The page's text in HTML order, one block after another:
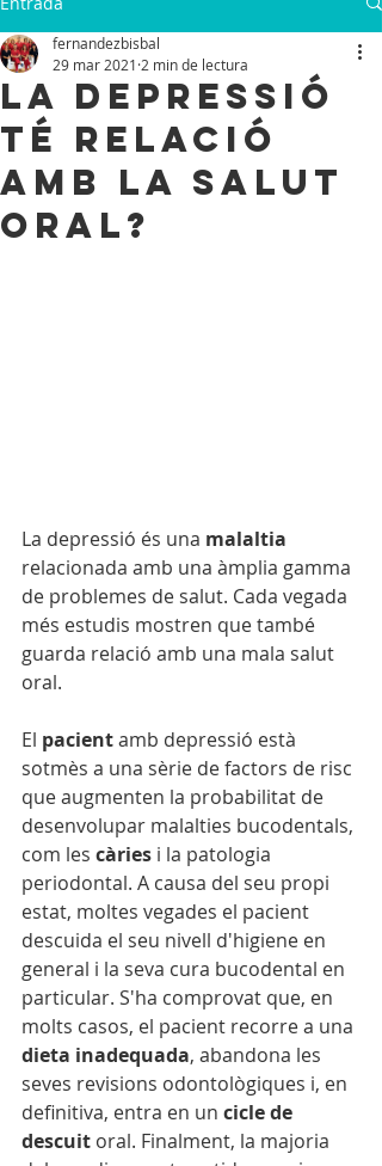
La depressió
té relació
amb la salut
oral?
fernandezbisbal
29 mar 2021 2 min de lectura
La depressió és una malaltia
relacionada amb una àmplia gamma
de problemes de salut. Cada vegada
més estudis mostren que també
guarda relació amb una mala salut
oral.
El pacient amb depressió està
sotmès a una sèrie de factors de risc
que augmenten la probabilitat de
desenvolupar malalties bucodentals,
com les càries i la patologia
periodontal. A causa del seu propi
estat, moltes vegades el pacient
descuida el seu nivell d'higiene en
general i la seva cura bucodental en
particular. S'ha comprovat que, en
molts casos, el pacient recorre a una
dieta inadequada, abandona les
seves revisions odontològiques i, en
definitiva, entra en un cicle de
descuit oral. Finalment, la majoria